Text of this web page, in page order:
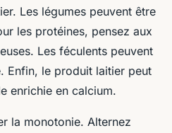
Les légumes peuvent être
les protéines, pensez aux
Les féculents peuvent
Enfin, le produit laitier peut
enrichie en calcium.
la monotonie. Alternez